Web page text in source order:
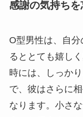
感謝の気持ち
O型男性は、自
るととても嬉し
時には、しっか
で、彼はさらに
なります。小さ